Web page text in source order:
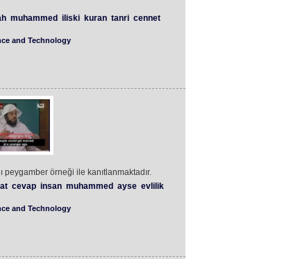
muhammed iliski kuran tanri cennet
and Technology
peygamber örneği ile kanıtlanmaktadır.
cevap insan muhammed ayse evlilik
and Technology